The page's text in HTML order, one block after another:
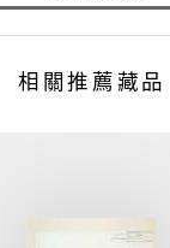
相關推薦藏品